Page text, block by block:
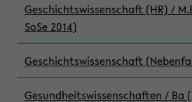
Geschichtswissenschaft (HR) /
SoSe 2014)
Geschichtswissenschaft
Gesundheitswissenschaften / Ba